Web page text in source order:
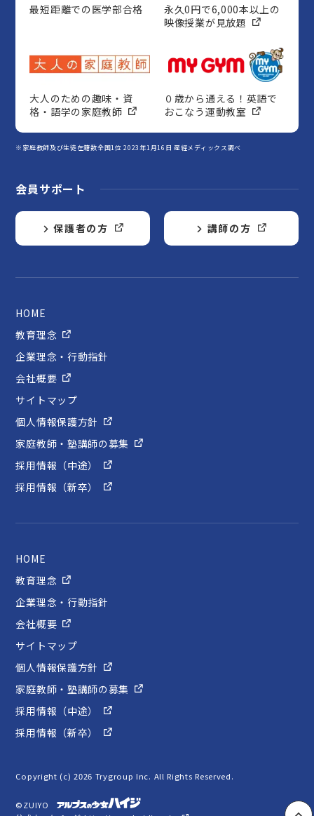
最短距離での医学部合格
永久0円で6,000本以上の
映像授業が見放題
大人のための趣味・資
格・語学の家庭教師
０歳から通える！英語で
おこなう運動教室
※家庭教師及び生徒在籍数全国1位 2023年1月16日 産經メディックス調べ
会員サポート
保護者の方 講師の方
HOME
教育理念
企業理念・行動指針
会社概要
サイトマップ
個人情報保護方針
家庭教師・塾講師の募集
採用情報（中途）
採用情報（新卒）
HOME
教育理念
企業理念・行動指針
会社概要
サイトマップ
個人情報保護方針
家庭教師・塾講師の募集
採用情報（中途）
採用情報（新卒）
Copyright (c) 2026 Trygroup Inc. All Rights Reserved.
©ZUIYO